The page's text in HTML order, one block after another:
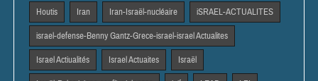
Houtis Iran Iran-Israël-nucléaire iSRAEL-ACTUALITES
israel-defense-Benny Gantz-Grece-israel-israel Actualites
Israel Actiualités Israel Actuaites Israël